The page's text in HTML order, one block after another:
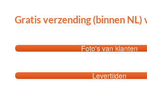
Gratis verzending (binnen NL)
Foto's van klanten
Levertijden